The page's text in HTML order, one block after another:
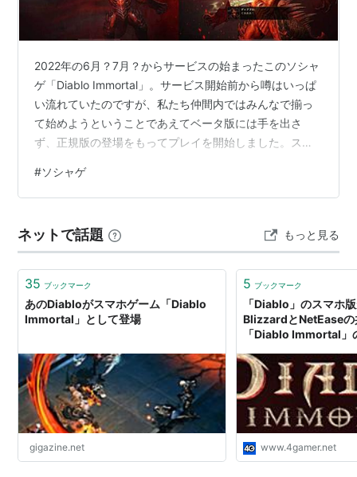
2022年の6月？7月？からサービスの始まったこのソシャ
ゲ「Diablo Immortal」。サービス開始前から噂はいっぱ
い流れていたのですが、私たち仲間内ではみんなで揃っ
て始めようということであえてベータ版には手を出さ
ず、正規版の登場をもってプレイを開始しました。スト
な？もとはといえば、まだインターネット環境がアナロ
グ回線、ようやくISDNなんて回線が現れたばかりの頃に
まって、連日連夜遊びまくったなあ。ただ、半年もする
と次々とみんな脱落していっちゃいます。ソーシャルゲ
ームにつきものの課金が1番…
#ソシャゲ
ネットで話題 もっと見る
35 ブックマーク
あのDiabloがスマホゲーム「Diablo
Immortal」として登場
gigazine.net
5 ブックマーク
「Diablo」のスマホ
BlizzardとNetEaseの
「Diablo Immortal」
www.4gamer.net